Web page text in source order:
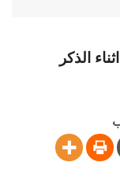
الذكر